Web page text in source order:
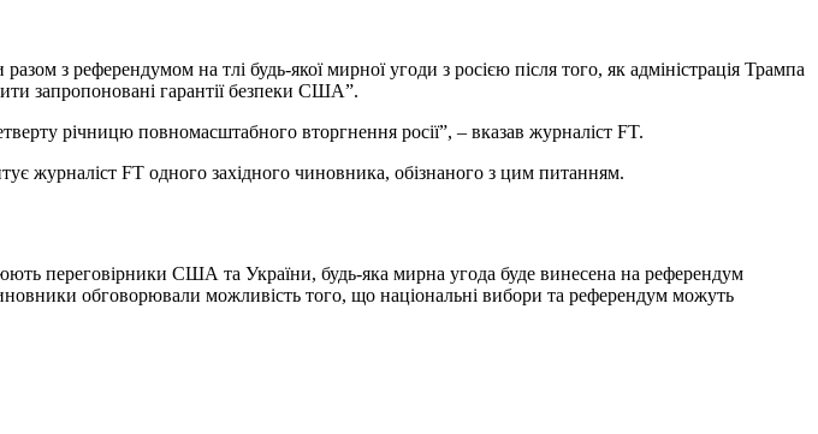
з референдумом на тлі будь-якої мирної угоди з росією після того, як адміністрація Трампа
запропоновані гарантії безпеки США”.
річницю повномасштабного вторгнення росії”, – вказав журналіст FT.
журналіст FT одного західного чиновника, обізнаного з цим питанням.
переговірники США та України, будь-яка мирна угода буде винесена на референдум
обговорювали можливість того, що національні вибори та референдум можуть